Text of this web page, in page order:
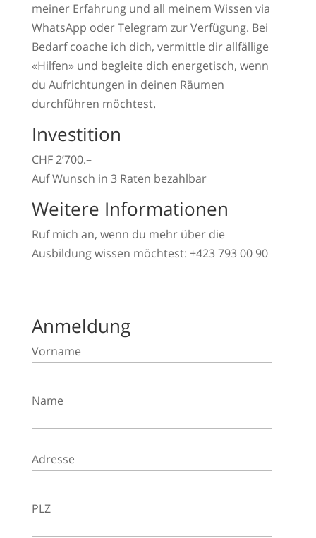
meiner Erfahrung und all meinem Wissen via
WhatsApp oder Telegram zur Verfügung. Bei
Bedarf coache ich dich, vermittle dir allfällige
«Hilfen» und begleite dich energetisch, wenn
du Aufrichtungen in deinen Räumen
durchführen möchtest.
Investition
CHF 2’700.–
Auf Wunsch in 3 Raten bezahlbar
Weitere Informationen
Ruf mich an, wenn du mehr über die
Ausbildung wissen möchtest: +423 793 00 90
Anmeldung
Vorname
Name
i
e
l
Adresse
PLZ